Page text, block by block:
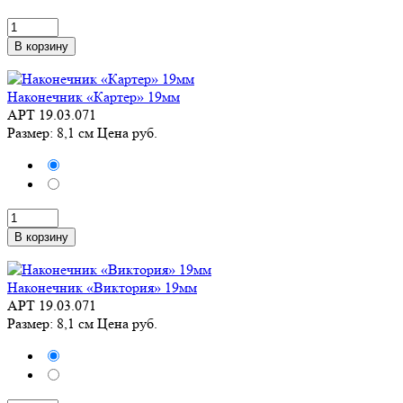
В корзину
Наконечник «Картер» 19мм
АРТ 19.03.071
Размер: 8,1 см Цена руб.
В корзину
Наконечник «Виктория» 19мм
АРТ 19.03.071
Размер: 8,1 см Цена руб.